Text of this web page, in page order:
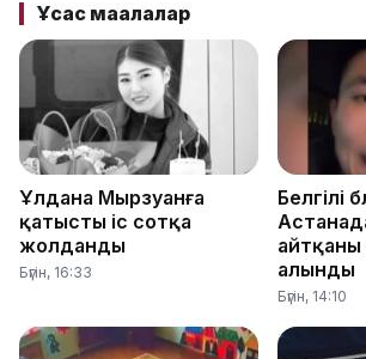
Ұқсас мақалалар
Ұлдана Мырзуанға
қатысты іс сотқа
жолданды
Бүгін, 16:33
Белгілі
айтқаны
алынды
Бүгін, 14:10